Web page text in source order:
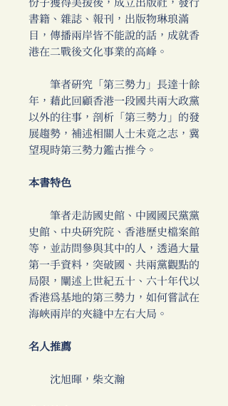
份子獲得美援後，成立出版社，發行
書籍、雜誌、報刊，出版物琳琅滿
目，傳播兩岸皆不能說的話，成就香
港在二戰後文化事業的高峰。
筆者研究「第三勢力」長達十餘
年，藉此回顧香港一段國共兩大政黨
以外的往事，剖析「第三勢力」的發
展趨勢，補述相關人士未竟之志，冀
望現時第三勢力鑑古推今。
本書特色
筆者走訪國史館、中國國民黨黨
史館、中央研究院、香港歷史檔案館
等，並訪問參與其中的人，透過大量
第一手資料，突破國、共兩黨觀點的
局限，闡述上世紀五十、六十年代以
香港為基地的第三勢力，如何嘗試在
海峽兩岸的夾縫中左右大局。
名人推薦
沈旭暉，柴文瀚